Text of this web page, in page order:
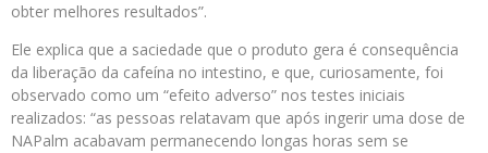
obter melhores resultados”.
Ele explica que a saciedade que o produto gera é consequência
da liberação da cafeína no intestino, e que, curiosamente, foi
observado como um “efeito adverso” nos testes iniciais
realizados: “as pessoas relatavam que após ingerir uma dose de
NAPalm acabavam permanecendo longas horas sem se